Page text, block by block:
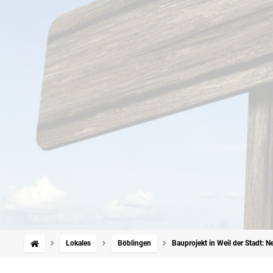
Lokales Böblingen Bauprojekt in Weil der Stadt: